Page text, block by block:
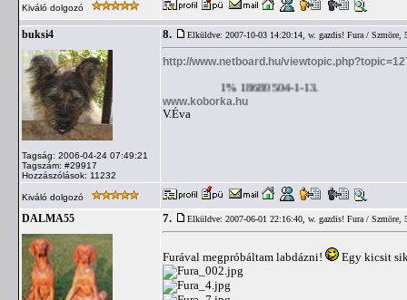
Kiváló dolgozó
buksi4
Tagság: 2006-04-24 07:49:21
Tagszám: #29917
Hozzászólások: 11232
8. Elküldve: 2007-10-03 14:20:14, w. gazdis! Fura / Szmöre,
http://www.netboard.hu/
1% 18680504-1-13.
www.koborka.hu
V.Éva
Kiváló dolgozó
DALMA55 7. Elküldve: 2007-06-01 22:16:40, w. gazdis! Fura / Szmöre,
Furával megpróbáltam labdázni! Egy kicsit